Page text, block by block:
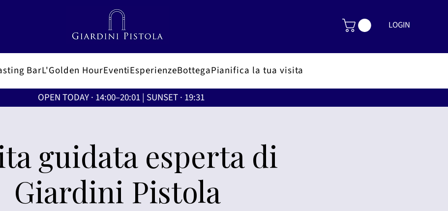
LOGIN
BarL'Golden HourEventiEsperienzeBottegaPianifica la tua visita
OPEN TODAY · 14:00–20:01 | SUNSET · 19:31
guidata esperta di
Giardini Pistola